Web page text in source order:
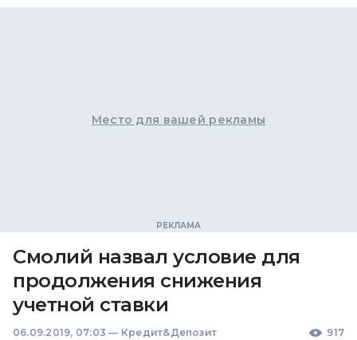
Место для вашей рекламы
Смолий назвал условие для
продолжения снижения
учетной ставки
06.09.2019, 07:03 — Кредит&Депозит 917